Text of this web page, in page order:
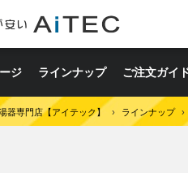
ジ ラインナップ ご注文ガイ
器専門店【アイテック】 › ラインナップ ›